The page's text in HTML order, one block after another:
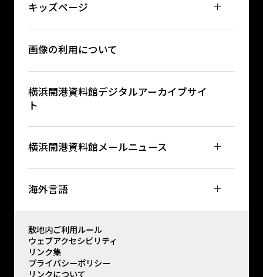
キッズページ
画像の利用について
横浜開港資料館デジタルアーカイブサイ
ト
横浜開港資料館メールニュース
海外言語
敷地内ご利用ルール
ウェブアクセシビリティ
リンク集
プライバシーポリシー
リンクについて